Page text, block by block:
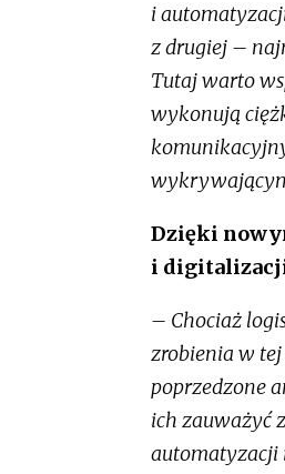
i
z drugiej –
Tutaj warto
wykonują
Dzięki
i digitalizacji
– Chociaż
zrobienia w
poprzedzone
ich zauważyć
automatyzacji